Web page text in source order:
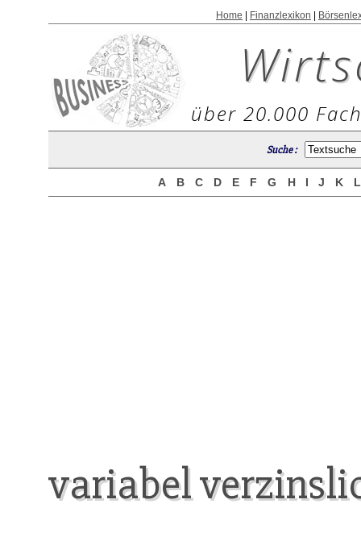
Home Finanzlexikon
über 20.000
Suche :
A B C D E F G H I J K
variabel